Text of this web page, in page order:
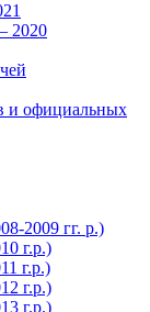
2020
и официальных
2009 гг. р.)
г.р.)
г.р.)
г.р.)
г.р.)